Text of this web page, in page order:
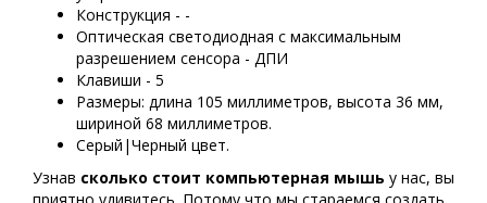
Конструкция - -
Оптическая светодиодная с максимальным
разрешением сенсора - ДПИ
Клавиши - 5
Размеры: длина 105 миллиметров, высота 36 мм,
шириной 68 миллиметров.
Серый|Черный цвет.
Узнав сколько стоит компьютерная мышь у нас, вы